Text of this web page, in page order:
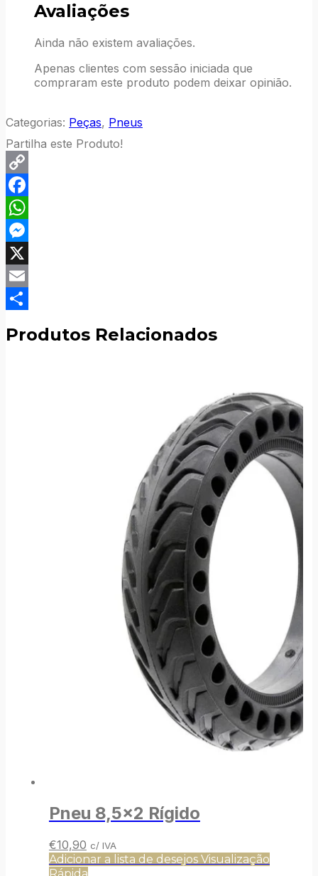
Avaliações
Ainda não existem avaliações.
Apenas clientes com sessão iniciada que
compraram este produto podem deixar opinião.
Categorias: Peças, Pneus
Partilha este Produto!
Copy
Link
Facebook
WhatsApp
Messenger
X
Email
Produtos Relacionados
Pneu 8,5×2 Rígido
O
preço
original
€10,90O
preço
atual
c/ IVA
Adicionar a lista de desejos Visualização
Rápida